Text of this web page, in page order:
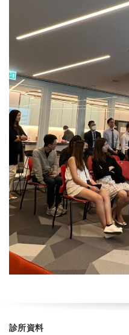
診所資料